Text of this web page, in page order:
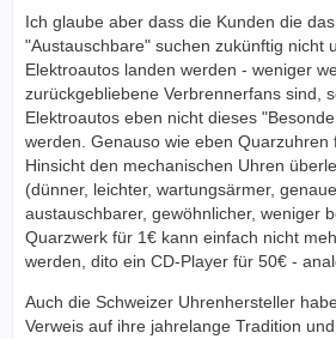
Ich glaube aber dass die Kunden die
"Austauschbare" suchen zukünftig nicht
Elektroautos landen werden - weniger
zurückgebliebene Verbrennerfans sind,
Elektroautos eben nicht dieses
werden. Genauso wie eben Quarzuhren
Hinsicht den mechanischen Uhren
(dünner, leichter, wartungsärmer,
austauschbarer, gewöhnlicher, weniger
Quarzwerk für 1€ kann einfach nicht
werden, dito ein CD-Player für 50€ -
Auch die Schweizer Uhrenhersteller
Verweis auf ihre jahrelange Tradition